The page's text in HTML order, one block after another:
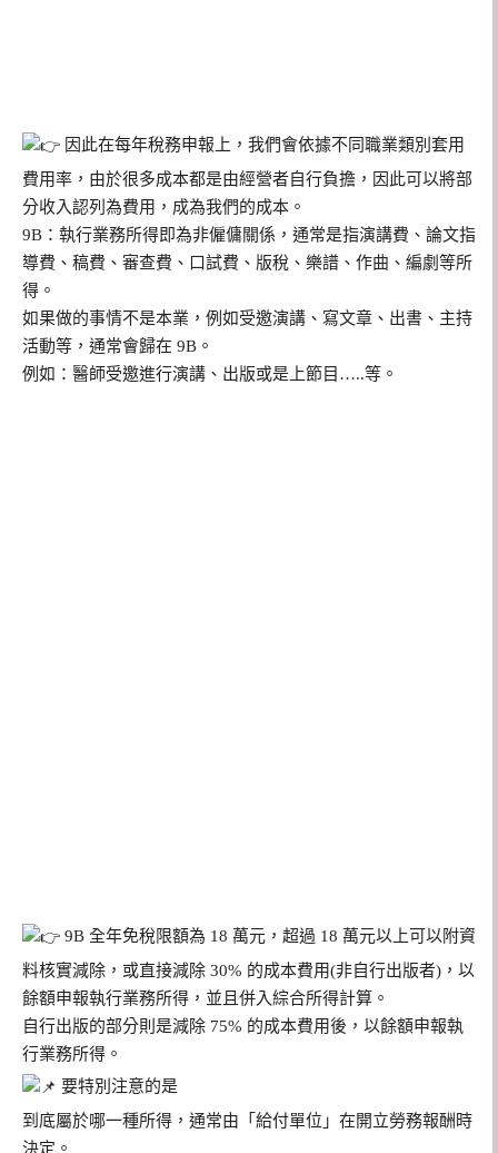
因此在每年稅務申報上，我們會依據不同職業類別套用
費用率，由於很多成本都是由經營者自行負擔，因此可以將部
分收入認列為費用，成為我們的成本。
9B：執行業務所得即為非僱傭關係，通常是指演講費、論文指
導費、稿費、審查費、口試費、版稅、樂譜、作曲、編劇等所
得。
如果做的事情不是本業，例如受邀演講、寫文章、出書、主持
活動等，通常會歸在 9B。
例如：醫師受邀進行演講、出版或是上節目…..等。
9B 全年免稅限額為 18 萬元，超過 18 萬元以上可以附資
料核實減除，或直接減除 30% 的成本費用(非自行出版者)，以
餘額申報執行業務所得，並且併入綜合所得計算。
自行出版的部分則是減除 75% 的成本費用後，以餘額申報執
行業務所得。
要特別注意的是
到底屬於哪一種所得，通常由「給付單位」在開立勞務報酬時
決定。